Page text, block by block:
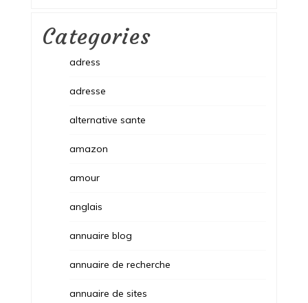
Categories
adress
adresse
alternative sante
amazon
amour
anglais
annuaire blog
annuaire de recherche
annuaire de sites